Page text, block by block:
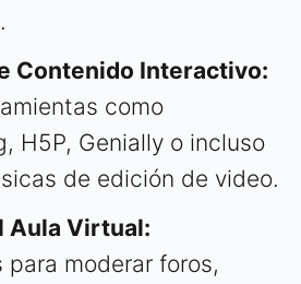
Contenido Interactivo:
como
H5P, Genially o incluso
de edición de video.
Aula Virtual:
para moderar foros,